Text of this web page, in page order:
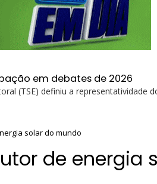
em debates de 2026
(TSE) definiu a representatividade
solar do mundo
de energia